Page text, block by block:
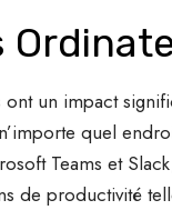
un impact
quel
Teams et
de productivité